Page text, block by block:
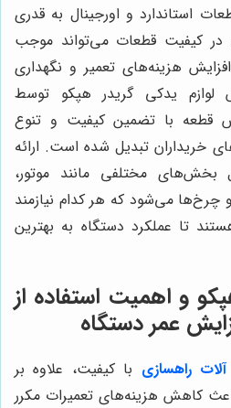
استاندارد و اورجینال به قدری
در کیفیت قطعات می‌تواند موجب
هزینه‌های تعمیر و نگهداری
يدكى گريدر هپكو توسط
قطعه با تضمین کیفیت و تنوع
خریداران تبدیل شده است. ارائه
مختلفی مانند موتور،
چرخ‌ها می‌شود که هر کدام نیازمند
تا عملکرد دستگاه به بهترین
و اهمیت استفاده از
عمر دستگاه
راهسازی با کیفیت، علاوه بر
کاهش هزینه‌های تعمیرات مکرر